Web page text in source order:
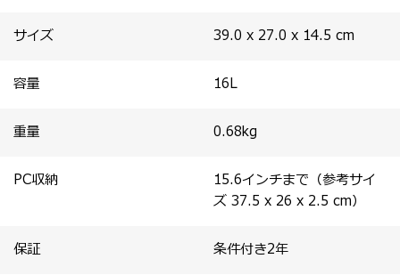
サイズ 39.0 x 27.0 x 14.5 cm
容量 16L
重量 0.68kg
PC収納
15.6インチまで（参考サイ
ズ 37.5 x 26 x 2.5 cm）
保証 条件付き2年